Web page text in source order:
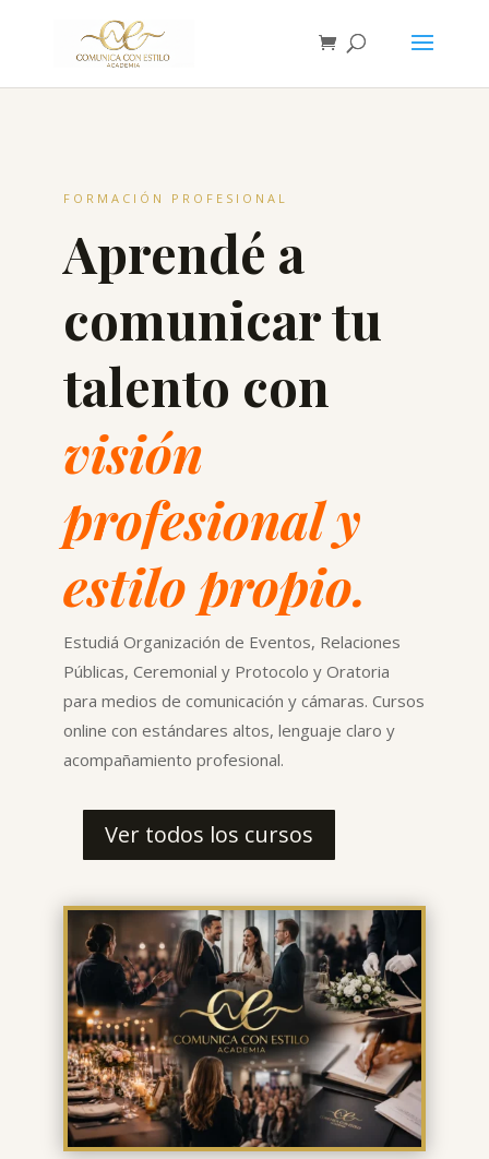
FORMACIÓN PROFESIONAL
Aprendé a
comunicar tu
talento con
visión
profesional y
estilo propio.
Estudiá Organización de Eventos, Relaciones
Públicas, Ceremonial y Protocolo y Oratoria
para medios de comunicación y cámaras. Cursos
online con estándares altos, lenguaje claro y
acompañamiento profesional.
Ver todos los cursos